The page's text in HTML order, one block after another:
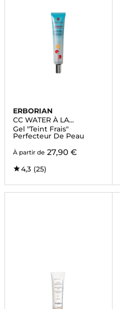
ERBORIAN
CC WATER À LA
CENTELLA ASIATICA
Gel "Teint Frais"
Perfecteur De Peau
À partir de 27,90 €
4,3 (25)